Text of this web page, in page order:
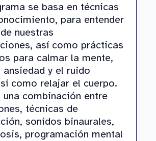
se basa en técnicas
para entender
nuestras
así como prácticas
para calmar la mente,
ansiedad y el ruido
como relajar el cuerpo.
combinación entre
técnicas de
sonidos binaurales,
programación mental